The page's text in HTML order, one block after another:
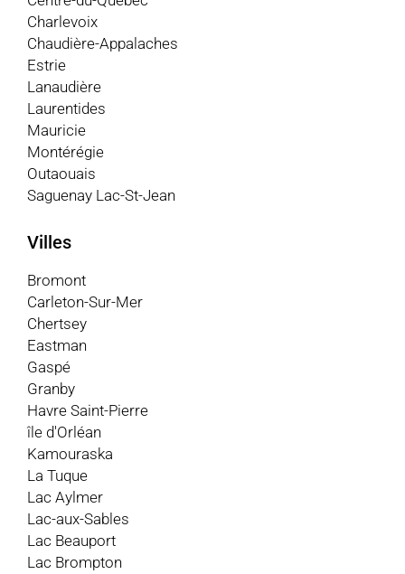
Charlevoix
Chaudière-Appalaches
Estrie
Lanaudière
Laurentides
Mauricie
Montérégie
Outaouais
Saguenay Lac-St-Jean
Villes
Bromont
Carleton-Sur-Mer
Chertsey
Eastman
Gaspé
Granby
Havre Saint-Pierre
île d'Orléan
Kamouraska
La Tuque
Lac Aylmer
Lac-aux-Sables
Lac Beauport
Lac Brompton